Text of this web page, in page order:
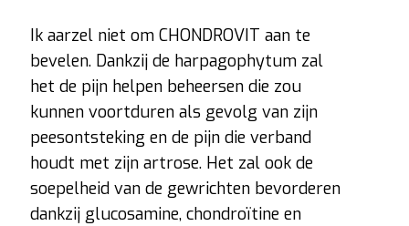
Ik aarzel niet om CHONDROVIT aan te
bevelen. Dankzij de harpagophytum zal
het de pijn helpen beheersen die zou
kunnen voortduren als gevolg van zijn
peesontsteking en de pijn die verband
houdt met zijn artrose. Het zal ook de
soepelheid van de gewrichten bevorderen
dankzij glucosamine, chondroïtine en